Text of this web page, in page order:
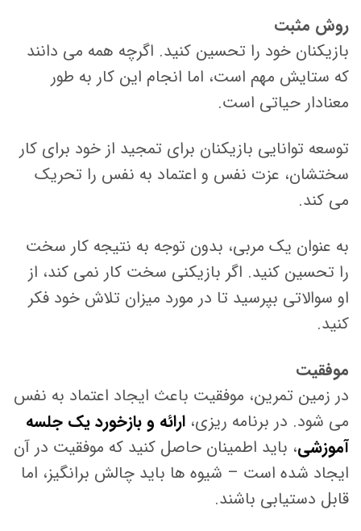
روش مثبت
بازیکنان خود را تحسین کنید. اگرچه همه می دانند
که ستایش مهم است، اما انجام این کار به طور
معنادار حیاتی است.
توسعه توانایی بازیکنان برای تمجید از خود برای کار
سختشان، عزت نفس و اعتماد به نفس را تحریک
می کند.
به عنوان یک مربی، بدون توجه به نتیجه کار سخت
را تحسین کنید. اگر بازیکنی سخت کار نمی کند، از
او سوالاتی بپرسید تا در مورد میزان تلاش خود فکر
کنید.
موفقیت
در زمین تمرین، موفقیت باعث ایجاد اعتماد به نفس
می شود. در برنامه ریزی، ارائه و بازخورد یک جلسه
آموزشی، باید اطمینان حاصل کنید که موفقیت در آن
ایجاد شده است – شیوه ها باید چالش برانگیز، اما
قابل دستیابی باشند.